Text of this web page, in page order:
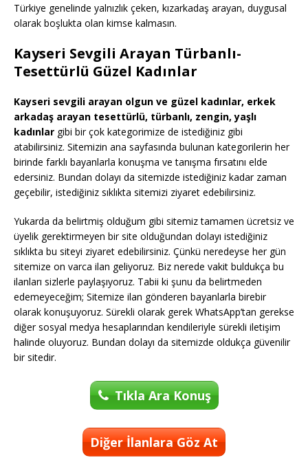
Türkiye genelinde yalnızlık çeken, kızarkadaş arayan, duygusal
olarak boşlukta olan kimse kalmasın.
Kayseri Sevgili Arayan Türbanlı-
Tesettürlü Güzel Kadınlar
Kayseri sevgili arayan olgun ve güzel kadınlar, erkek
arkadaş arayan tesettürlü, türbanlı, zengin, yaşlı
kadınlar gibi bir çok kategorimize de istediğiniz gibi
atabilirsiniz. Sitemizin ana sayfasında bulunan kategorilerin her
birinde farklı bayanlarla konuşma ve tanışma fırsatını elde
edersiniz. Bundan dolayı da sitemizde istediğiniz kadar zaman
geçebilir, istediğiniz sıklıkta sitemizi ziyaret edebilirsiniz.
Yukarda da belirtmiş olduğum gibi sitemiz tamamen ücretsiz ve
üyelik gerektirmeyen bir site olduğundan dolayı istediğiniz
sıklıkta bu siteyi ziyaret edebilirsiniz. Çünkü neredeyse her gün
sitemize on varca ilan geliyoruz. Biz nerede vakit buldukça bu
ilanları sizlerle paylaşıyoruz. Tabii ki şunu da belirtmeden
edemeyeceğim; Sitemize ilan gönderen bayanlarla birebir
olarak konuşuyoruz. Sürekli olarak gerek WhatsApp’tan gerekse
diğer sosyal medya hesaplarından kendileriyle sürekli iletişim
halinde oluyoruz. Bundan dolayı da sitemizde oldukça güvenilir
bir sitedir.
Tıkla Ara Konuş
Diğer İlanlara Göz At